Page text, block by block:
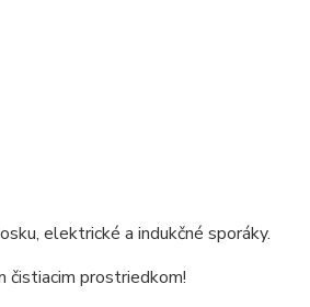
elektrické a indukčné sporáky.
prostriedkom!